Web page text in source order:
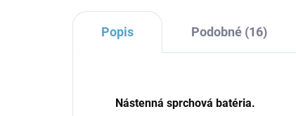
Popis Podobné (16)
Nástenná sprchová batéria.